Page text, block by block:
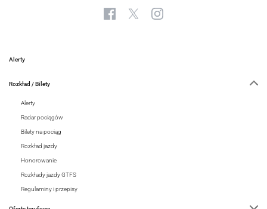
Alerty
Rozkład / Bilety
Alerty
Radar pociągów
Bilety na pociąg
Rozkład jazdy
Honorowanie
Rozkłady jazdy GTFS
Regulaminy i przepisy